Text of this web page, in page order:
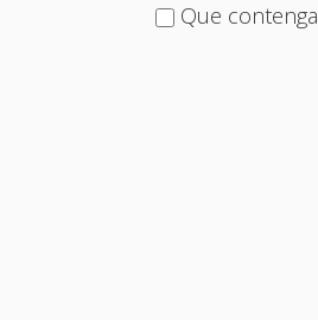
Que contenga